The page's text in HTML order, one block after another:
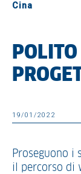
Cina
19/01/2022
Proseguono i
il percorso di